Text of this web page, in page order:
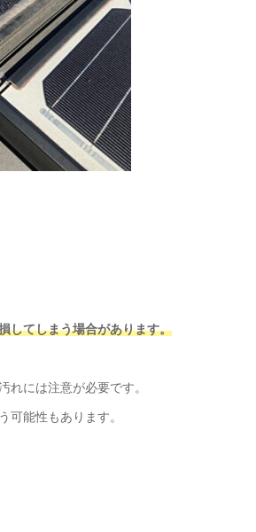
してしまう場合があります。
には注意が必要です。
能性もあります。